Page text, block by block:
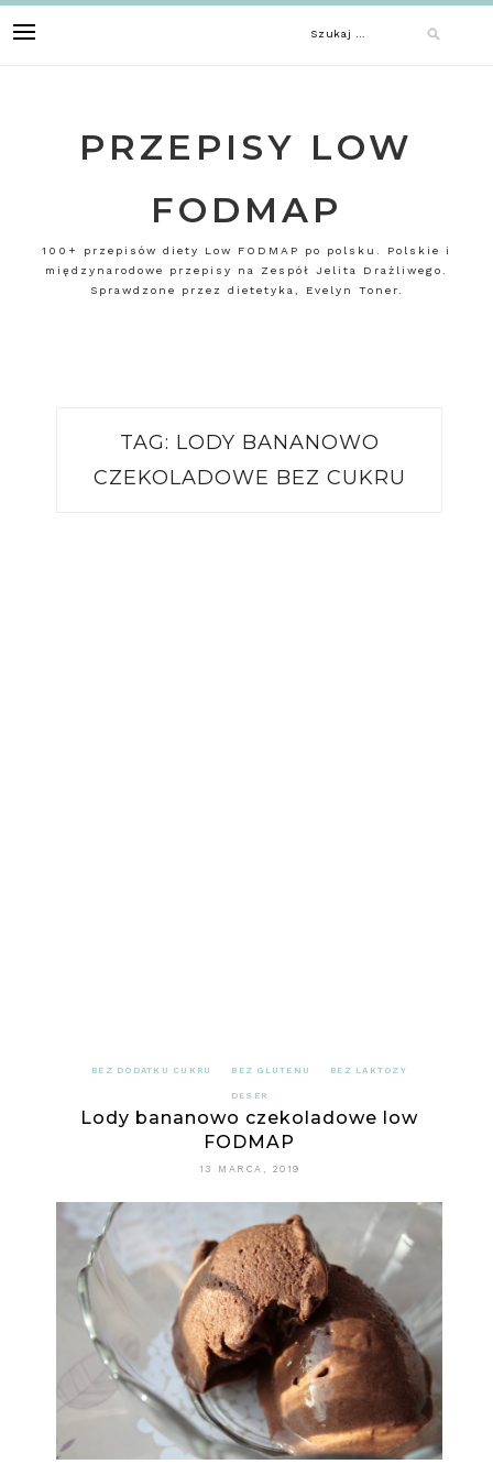
to
Szukaj:
PRZEPISY LOW
FODMAP
100+ przepisów diety Low FODMAP po polsku. Polskie i
międzynarodowe przepisy na Zespół Jelita Drażliwego.
Sprawdzone przez dietetyka, Evelyn Toner.
TAG: LODY BANANOWO
CZEKOLADOWE BEZ CUKRU
BEZ DODATKU CUKRU BEZ GLUTENU BEZ LAKTOZY
DESER
Lody bananowo czekoladowe low
FODMAP
13 MARCA, 2019